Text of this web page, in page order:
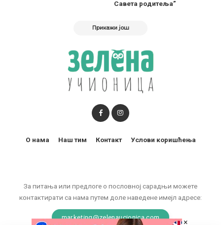
Савета родитеља”
Прикажи још
За питања или предлоге о пословној сарадњи можете
контактирати са нама путем доле наведене имејл адресе:
marketing@zelenaucionica.com
О нама Наш тим Контакт Услови коришћења
×